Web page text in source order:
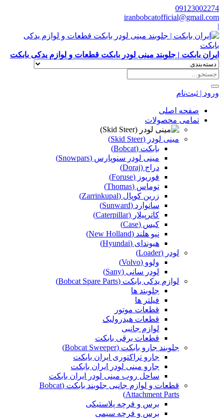
09123002274
iranbobcatofficial@gmail.com
|
ایران بابکت | جلوبند مینی لودر بابکت قطعات و لوازم یدکی بابکت
ورود | ثبت‌نام
صفحه اصلی
تمامی محصولات
مینی لودر (Skid Steer)
بابکت (Bobcat)
مینی لودر سنوپارس (Snowpars)
دراج (Doraj)
فوریوز (Foruse)
توماس (Thomas)
زرین کوپال (Zarrinkupal)
سانوارد (Sunward)
کاترپیلار (Caterpillar)
کیس (Case)
نیو هلند (New Holland)
هیوندای (Hyundai)
لودر (Loader)
ولوو (Volvo)
لودر سانی (Sany)
لوازم یدکی بابکت (Bobcat Spare Parts)
جلوبند ها
فیلتر ها
قطعات موتور
قطعات هیدرولیک
لوازم جانبی
قطعات برقی بابکت
جلوبند جارو بابکت (Bobcat Sweeper)
جارو تراکتوری ایران بابکت
جارو مینی لودر ایران بابکت
ساحل روب مینی لودر ایران بابکت
قطعات و لوازم جانبی جلوبند بابکت (Bobcat
Attachment Parts)
برس و فرچه پلاستیکی
برس و فرچه سیمی